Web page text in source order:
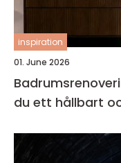
inspiration
01. June 2026
Badrumsrenovering
du ett hållbart